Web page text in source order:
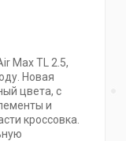
Max TL 2.5,
Новая
цвета, с
и
кроссовка.